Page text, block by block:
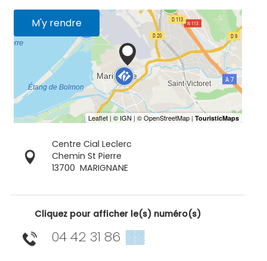
M'y rendre
Centre Cial Leclerc
Chemin St Pierre
13700 MARIGNANE
Cliquez pour afficher le(s) numéro(s)
04 42 31 86 ▒▒